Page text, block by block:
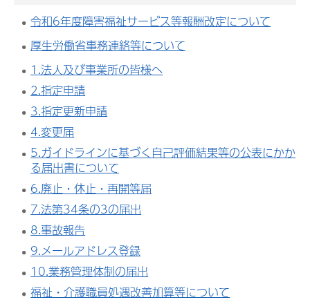
令和6年度障害福祉サービス等報酬改定について
厚生労働省事務連絡等について
1.法人及び事業所の皆様へ
2.指定申請
3.指定更新申請
4.変更届
5.ガイドラインに基づく自己評価結果等の公表にかか
る届出書について
6.廃止・休止・再開等届
7.法第34条の3の届出
8.事故報告
9.メールアドレス登録
10.業務管理体制の届出
福祉・介護職員処遇改善加算等について